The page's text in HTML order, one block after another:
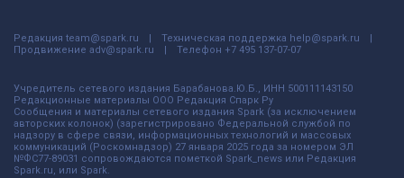
Редакция team@spark.ru Техническая поддержка help@spark.ru
Продвижение adv@spark.ru Телефон +7 495 137-07-07
Учредитель сетевого издания Барабанова.Ю.Б., ИНН 500111143150
Редакционные материалы ООО Редакция Спарк Ру
Сообщения и материалы сетевого издания Spark (за исключением
авторских колонок) (зарегистрировано Федеральной службой по
надзору в сфере связи, информационных технологий и массовых
коммуникаций (Роскомнадзор) 27 января 2025 года за номером ЭЛ
№ФС77-89031 сопровождаются пометкой Spark_news или Редакция
Spark.ru, или Spark.